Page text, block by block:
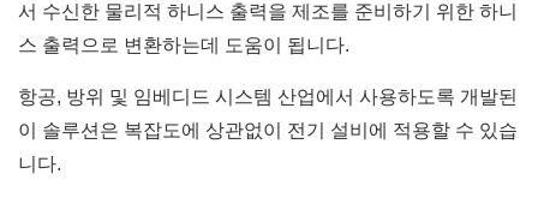
서 수신한 물리적 하니스 출력을 제조를 준비하기 위한 하니
스 출력으로 변환하는데 도움이 됩니다.
항공, 방위 및 임베디드 시스템 산업에서 사용하도록 개발된
이 솔루션은 복잡도에 상관없이 전기 설비에 적용할 수 있습
니다.